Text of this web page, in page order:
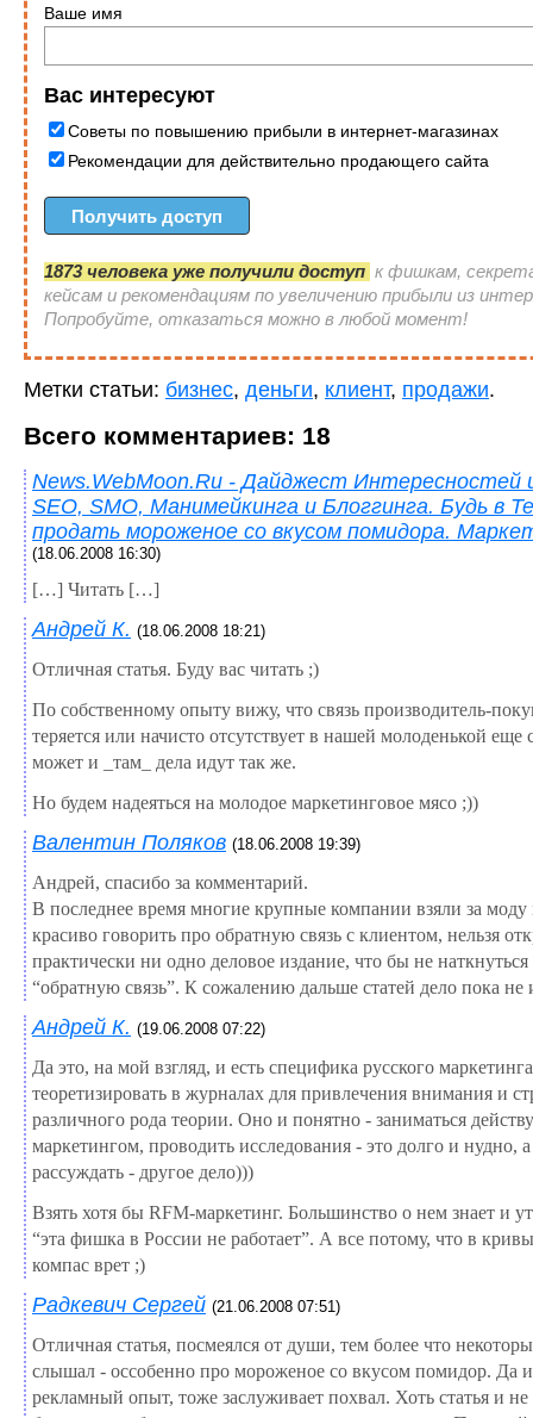
Ваше имя
Вас интересуют
Советы по повышению прибыли в интернет-магазинах
Рекомендации для действительно продающего сайта
1873 человека уже получили доступ к фишкам,
кейсам и рекомендациям по увеличению прибыли из
Попробуйте, отказаться можно в любой момент!
Метки статьи: бизнес, деньги, клиент, продажи.
Всего комментариев: 18
News.WebMoon.Ru - Дайджест Интересностей
SEO, SMO, Манимейкинга и Блоггинга. Будь в
продать мороженое со вкусом помидора.
(18.06.2008 16:30)
[…] Читать […]
Андрей К. (18.06.2008 18:21)
Отличная статья. Буду вас читать ;)
По собственному опыту вижу, что связь производитель-
теряется или начисто отсутствует в нашей молоденькой еще
может и _там_ дела идут так же.
Но будем надеяться на молодое маркетинговое мясо ;))
Валентин Поляков (18.06.2008 19:39)
Андрей, спасибо за комментарий.
В последнее время многие крупные компании взяли за
красиво говорить про обратную связь с клиентом, нельзя
практически ни одно деловое издание, что бы не
“обратную связь”. К сожалению дальше статей дело пока не
Андрей К. (19.06.2008 07:22)
Да это, на мой взгляд, и есть специфика русского
теоретизировать в журналах для привлечения внимания и
различного рода теории. Оно и понятно - заниматься
маркетингом, проводить исследования - это долго и нудно,
рассуждать - другое дело)))
Взять хотя бы RFM-маркетинг. Большинство о нем знает и
“эта фишка в России не работает”. А все потому, что в
компас врет ;)
Радкевич Сергей (21.06.2008 07:51)
Отличная статья, посмеялся от души, тем более что
слышал - оссобенно про мороженое со вкусом помидор. Да
рекламный опыт, тоже заслуживает похвал. Хоть статья и